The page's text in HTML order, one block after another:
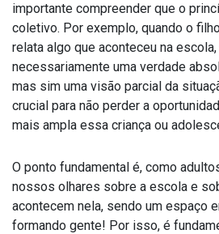
importante compreender que o
coletivo. Por exemplo, quando o
relata algo que aconteceu na
necessariamente uma verdade
mas sim uma visão parcial da
crucial para não perder a
mais ampla essa criança ou
O ponto fundamental é, como
nossos olhares sobre a escola e
acontecem nela, sendo um espaço
formando gente! Por isso, é